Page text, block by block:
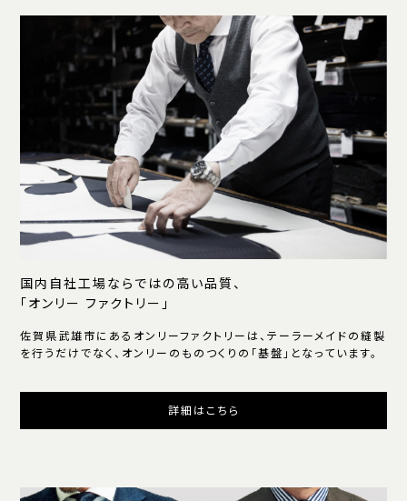
国内自社工場ならではの高い品質、
「オンリー ファクトリー」
佐賀県武雄市にあるオンリーファクトリーは、テーラーメイドの縫製
を行うだけでなく、オンリーのものつくりの「基盤」となっています。
詳細はこちら